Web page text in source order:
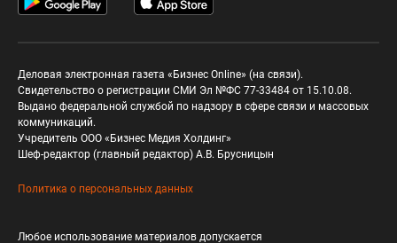
Деловая электронная газета «Бизнес Online» (на связи).
Свидетельство о регистрации СМИ Эл №ФС 77-33484 от 15.10.08.
Выдано федеральной службой по надзору в сфере связи и массовых
коммуникаций.
Учредитель ООО «Бизнес Медия Холдинг»
Шеф-редактор (главный редактор) А.В. Брусницын
Политика о персональных данных
Любое использование материалов допускается